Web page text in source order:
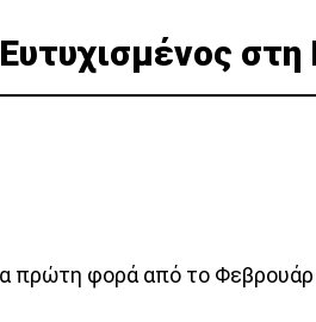
πρώτη φορά από το